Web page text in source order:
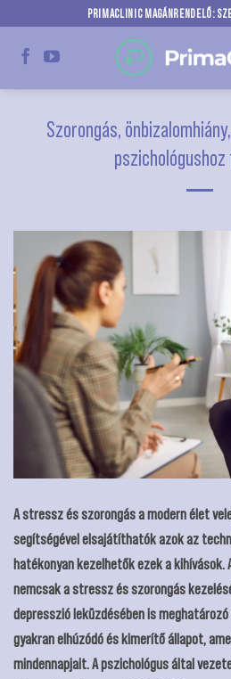
content
PRIMACLINIC MAGÁNRENDELŐ:
Szorongás,
A stressz és szorongás a modern élet
segítségével elsajátíthatók azok az
hatékonyan kezelhetők ezek a
nemcsak a stressz és szorongás
depresszió leküzdésében is
gyakran elhúzódó és kimerítő állapot,
mindennapjait. A pszichológus által